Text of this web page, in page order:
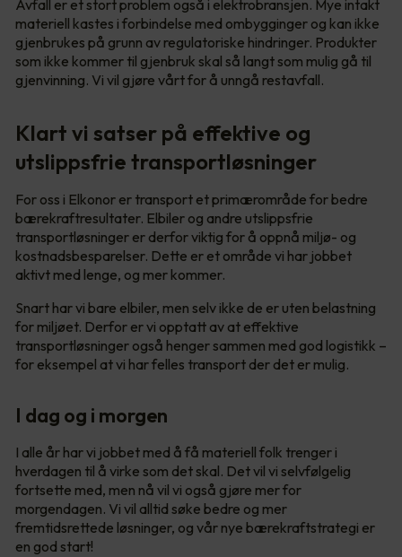
Avfall er et stort problem også i elektrobransjen. Mye intakt
materiell kastes i forbindelse med ombygginger og kan ikke
gjenbrukes på grunn av regulatoriske hindringer. Produkter
som ikke kommer til gjenbruk skal så langt som mulig gå til
gjenvinning. Vi vil gjøre vårt for å unngå restavfall.
Klart vi satser på effektive og
utslippsfrie transportløsninger
For oss i Elkonor er transport et primærområde for bedre
bærekraftresultater. Elbiler og andre utslippsfrie
transportløsninger er derfor viktig for å oppnå miljø- og
kostnadsbesparelser. Dette er et område vi har jobbet
aktivt med lenge, og mer kommer.
Snart har vi bare elbiler, men selv ikke de er uten belastning
for miljøet. Derfor er vi opptatt av at effektive
transportløsninger også henger sammen med god logistikk –
for eksempel at vi har felles transport der det er mulig.
I dag og i morgen
I alle år har vi jobbet med å få materiell folk trenger i
hverdagen til å virke som det skal. Det vil vi selvfølgelig
fortsette med, men nå vil vi også gjøre mer for
morgendagen. Vi vil alltid søke bedre og mer
fremtidsrettede løsninger, og vår nye bærekraftstrategi er
en god start!